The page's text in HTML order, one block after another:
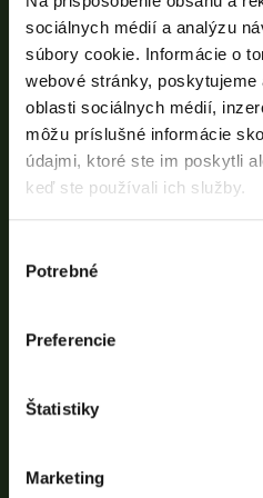
sociálnych médií a analýzu
súbory cookie. Informácie o
webové stránky,
oblasti sociálnych médií,
môžu príslušné informácie
údajmi, ktoré ste im poskytli
keď ste používali ich služby.
súhlasu
Potrebné
Preferencie
Štatistiky
Marketing
Zmiešajte citrónovú
cesnakovým práškom,
aby získala príjemne
chuť.
V ďalšej malej miske
horčicu a cukor – toto
Bagetky rozkrojte
nadol, kým nebudú
Thousand Island, potom
Nakrájajte kuracie prsia